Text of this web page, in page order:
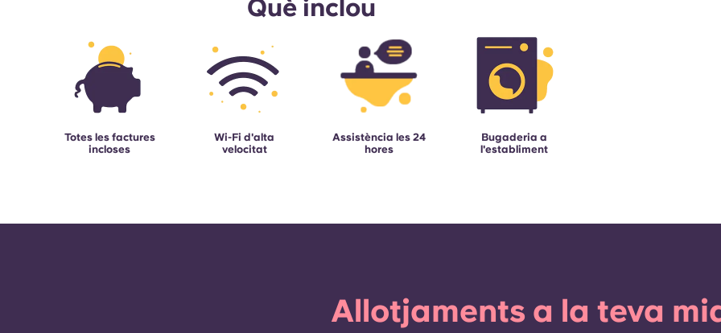
Què inclou
Totes les factures
incloses
Wi-Fi d'alta
velocitat
Assistència les 24
hores
Bugaderia a
l'establiment
Allotjaments a la teva